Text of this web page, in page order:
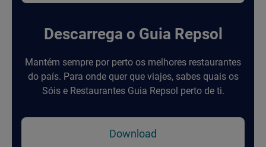
Descarrega o Guia Repsol
Mantém sempre por perto os melhores restaurantes
do país. Para onde quer que viajes, sabes quais os
Sóis e Restaurantes Guia Repsol perto de ti.
Download